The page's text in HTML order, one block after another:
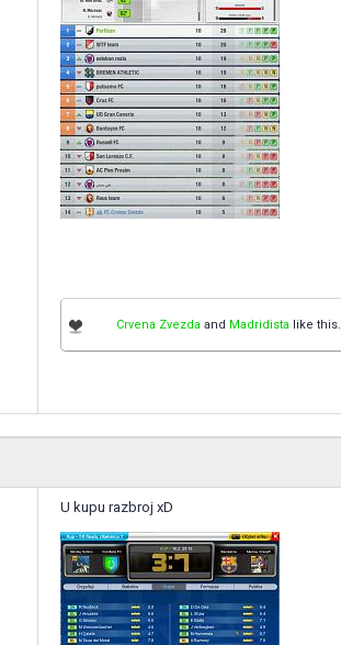
Crvena Zvezda and Madridista like this.
U kupu razbroj xD